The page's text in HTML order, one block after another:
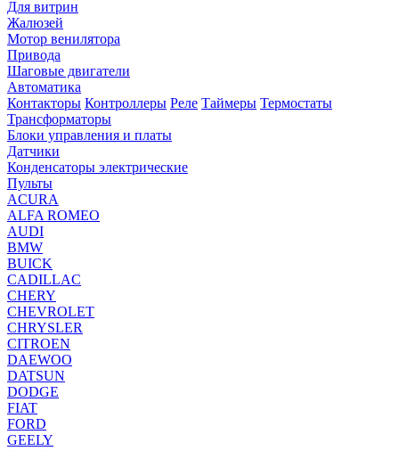
Для витрин
Жалюзей
Мотор венилятора
Привода
Шаговые двигатели
Автоматика
Контакторы Контроллеры Реле Таймеры Термостаты
Трансформаторы
Блоки управления и платы
Датчики
Конденсаторы электрические
Пульты
ACURA
ALFA ROMEO
AUDI
BMW
BUICK
CADILLAC
CHERY
CHEVROLET
CHRYSLER
CITROEN
DAEWOO
DATSUN
DODGE
FIAT
FORD
GEELY